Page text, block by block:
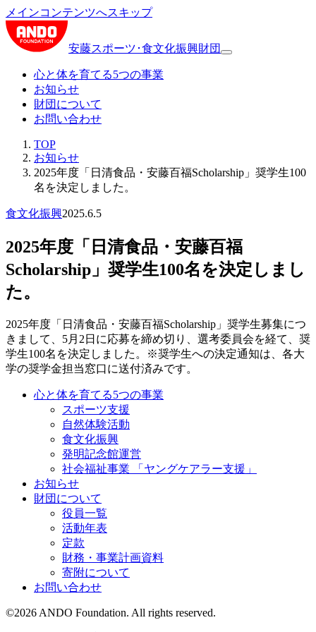
メインコンテンツへスキップ
安藤スポーツ･食文化振興財団
心と体を育てる5つの事業
お知らせ
財団について
お問い合わせ
TOP
お知らせ
2025年度「日清食品・安藤百福Scholarship」奨学生100
名を決定しました。
食文化振興2025.6.5
2025年度「日清食品・安藤百福
Scholarship」奨学生100名を決定しまし
た。
2025年度「日清食品・安藤百福Scholarship」奨学生募集につ
きまして、5月2日に応募を締め切り、選考委員会を経て、奨
学生100名を決定しました。※奨学生への決定通知は、各大
学の奨学金担当窓口に送付済みです。
心と体を育てる5つの事業
スポーツ支援
自然体験活動
食文化振興
発明記念館運営
社会福祉事業 「ヤングケアラー支援」
お知らせ
財団について
役員一覧
活動年表
定款
財務・事業計画資料
寄附について
お問い合わせ
©2026 ANDO Foundation. All rights reserved.